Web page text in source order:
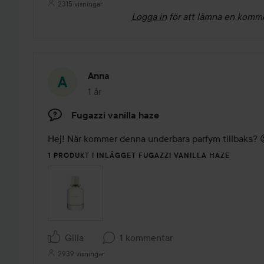
2315 visningar
Logga in för att lämna en
Anna
1 år
Inlägget skapades 1 år
Fugazzi vanilla haze
Hej! När kommer denna underbara parfym tillbaka?
1 PRODUKT I INLÄGGET FUGAZZI VANILLA HAZE
Gilla 1 kommentar
2939 visningar